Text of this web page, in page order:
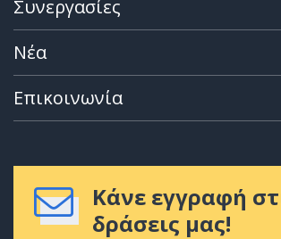
Συνεργασίες
Νέα
Επικοινωνία
Κάνε εγγραφή
δράσεις μας!